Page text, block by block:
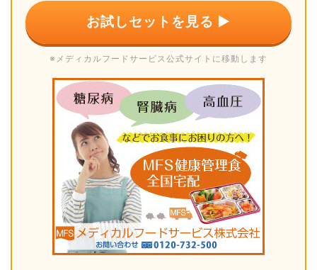
お試しセットを見る ▶
※メディカルフードサービス公式サイトに移動します